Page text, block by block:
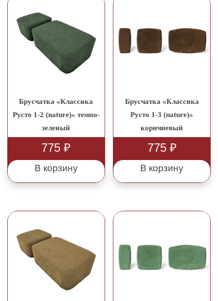
Брусчатка «Классика
Русто 1-2 (nature)» темно-
зеленый
775₽
В корзину
Брусчатка «Классика
Русто 1-3 (nature)»
коричневый
775 ₽
В корзину